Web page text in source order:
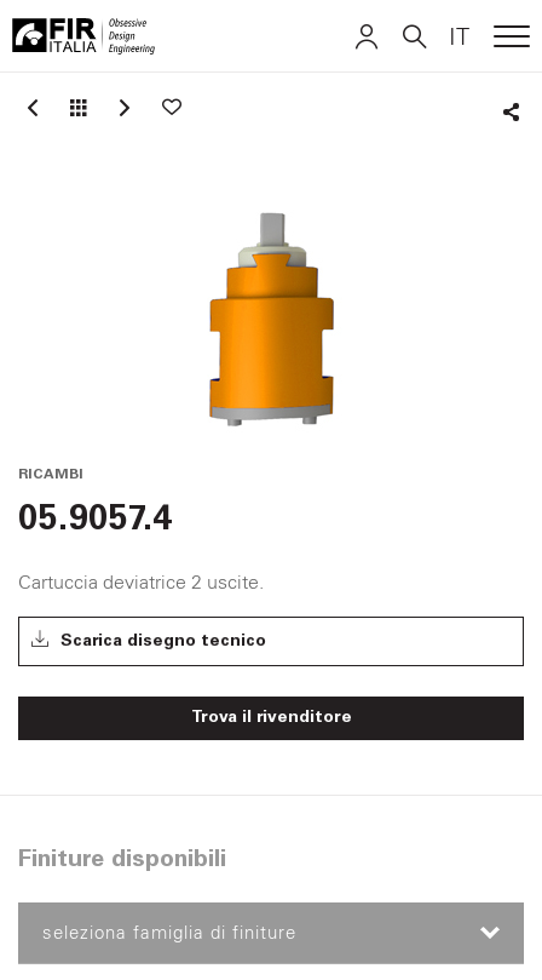
Italia
IT
RICAMBI
05.9057.4
Cartuccia deviatrice 2 uscite.
Scarica disegno tecnico
Trova il rivenditore
Finiture disponibili
seleziona famiglia di finiture
DEUTSCH
DEUTSCH